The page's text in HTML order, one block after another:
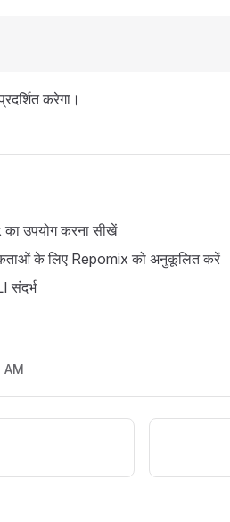
करेगा।
उपयोग करना सीखें
के लिए Repomix को अनुकूलित करें
संदर्भ